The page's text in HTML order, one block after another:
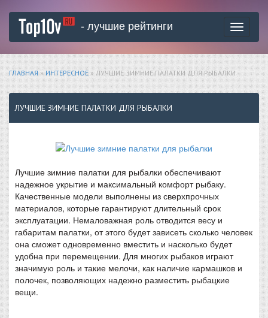
Toggle
- лучшие рейтинги
ГЛАВНАЯ »ИНТЕРЕСНОЕ» ЛУЧШИЕ ЗИМНИЕ ПАЛАТКИ ДЛЯ РЫБАЛКИ
ЛУЧШИЕ ЗИМНИЕ ПАЛАТКИ ДЛЯ РЫБАЛКИ
Лучшие зимние палатки для рыбалки обеспечивают
надежное укрытие и максимальный комфорт рыбаку.
Качественные модели выполнены из сверхпрочных
материалов, которые гарантируют длительный срок
эксплуатации. Немаловажная роль отводится весу и
габаритам палатки, от этого будет зависеть сколько человек
она сможет одновременно вместить и насколько будет
удобна при перемещении. Для многих рыбаков играют
значимую роль и такие мелочи, как наличие кармашков и
полочек, позволяющих надежно разместить рыбацкие
вещи.